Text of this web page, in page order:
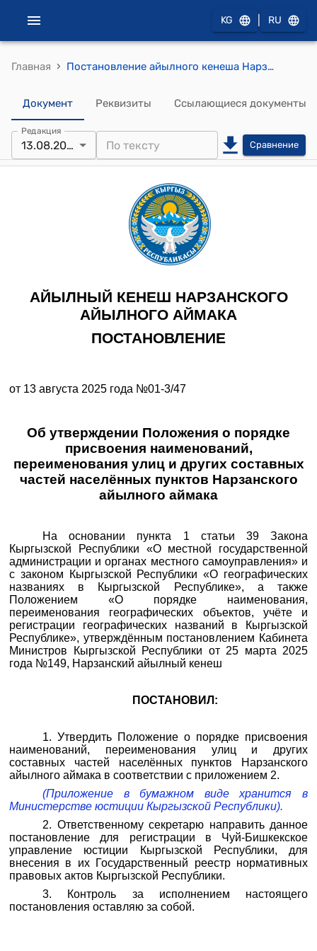
KG RU
Главная › Постановление айылного кенеша Нарзанского айылного аймака от 13 августа 2025 года № 01-3/47 "Об утверждении Положения о порядке присвоения наименований, переименования улиц и других составных частей населённых пунктов Нарзанского айылного аймака"
Документ Реквизиты Ссылающиеся документы
Редакция
13.08.2025 Сравнение